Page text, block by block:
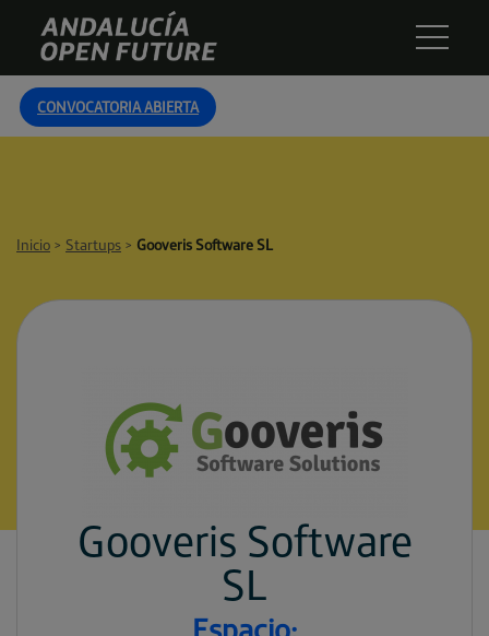
content
Andalucía
Open
Future
CONVOCATORIA ABIERTA
Inicio > Startups > Gooveris Software SL
Gooveris Software
SL